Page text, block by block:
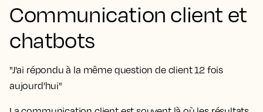
Communication client et
chatbots
"J'ai répondu à la même question de client 12 fois
aujourd'hui"